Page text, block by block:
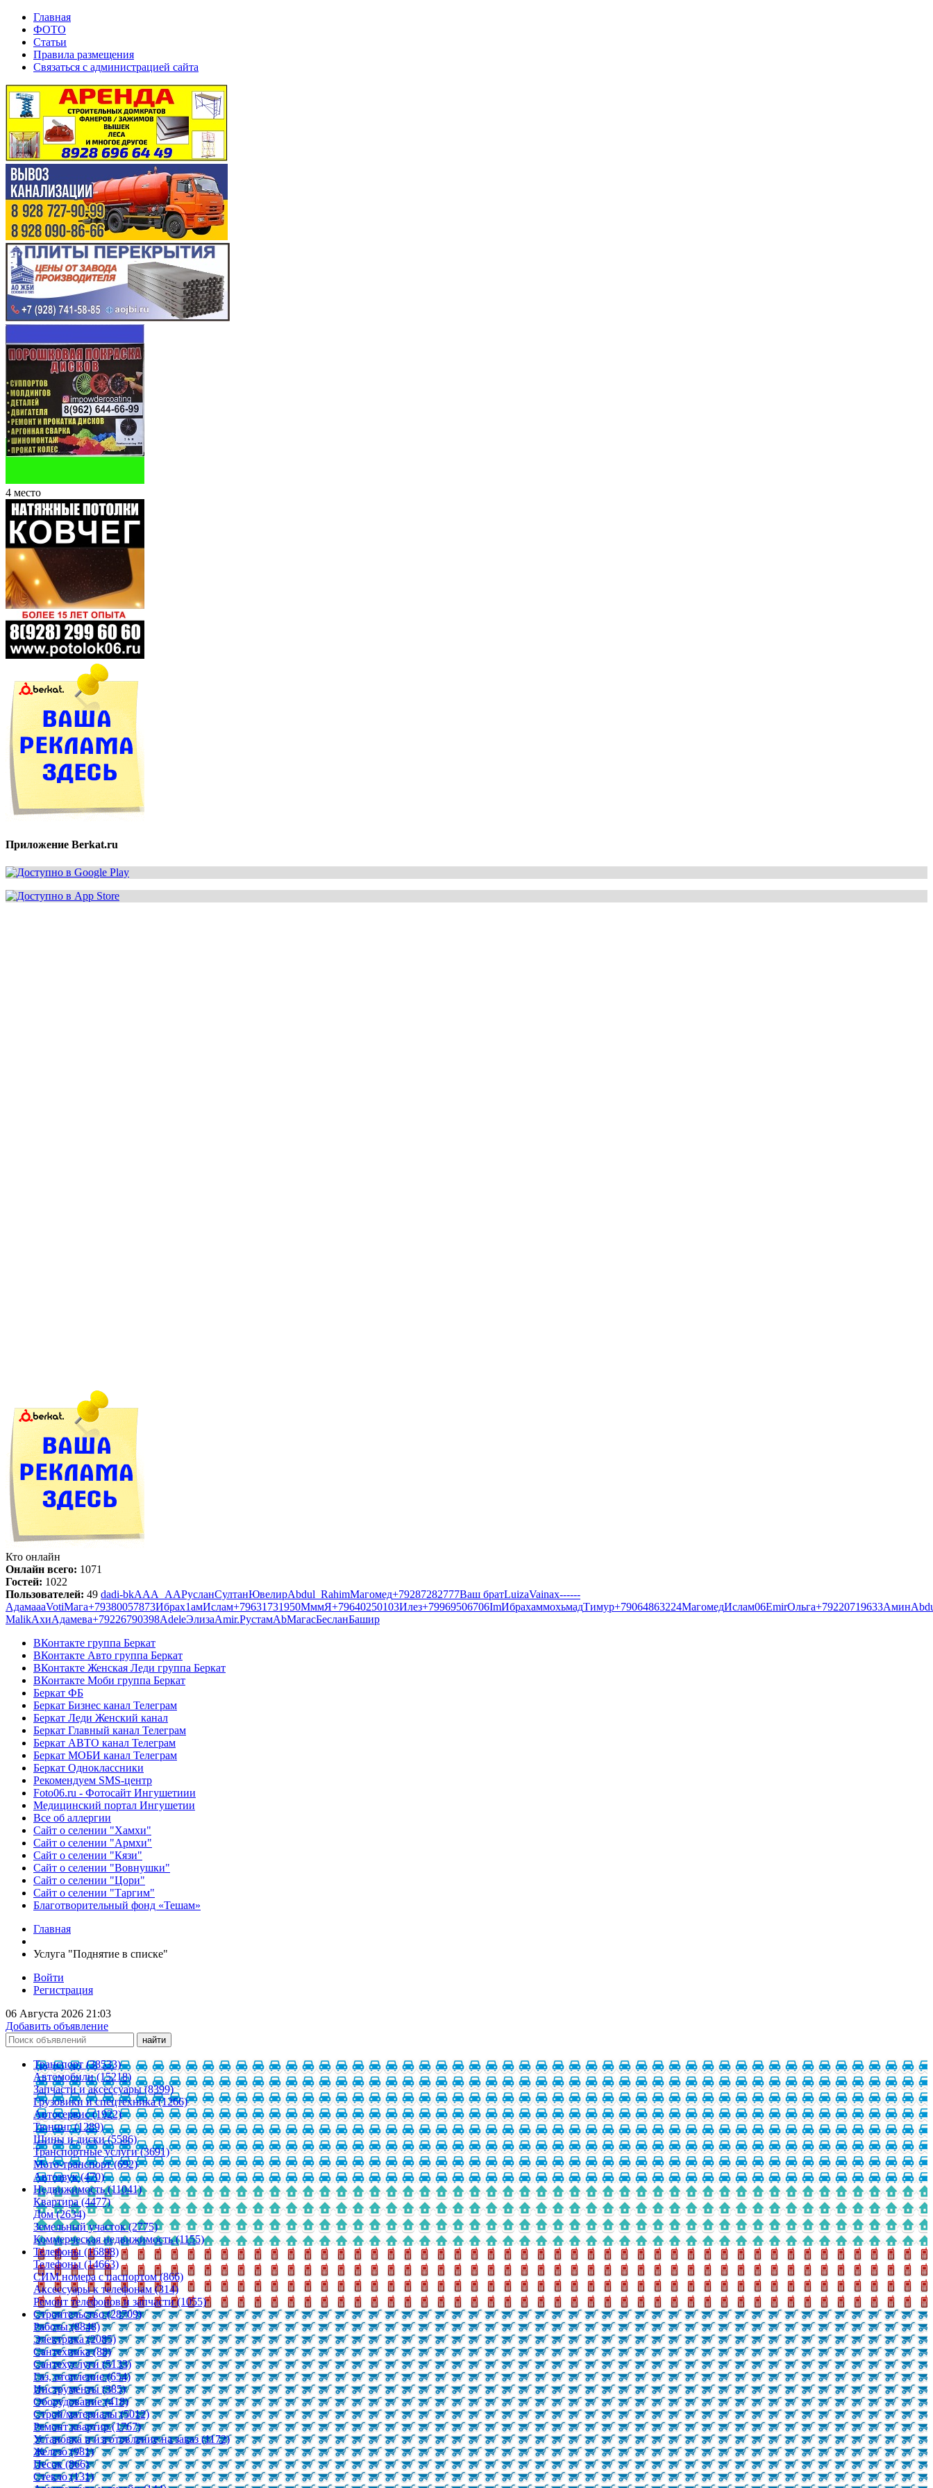
Главная
ФОТО
Статьи
Правила размещения
Связаться с администрацией сайта
4 место
Приложение Berkat.ru
Кто онлайн
Онлайн всего: 1071
Гостей: 1022
Пользователей: 49 dadi-bkААА_ААРусланСултанЮвелирAbdul_RahimМагомед+79287282777Ваш братLuizaVainax------
АдамaaaVotiМага+79380057873Ибрах1амИслам+79631731950МммЯ+79640250103Илез+79969506706ImИбрахаммохьмадТимур+79064863224МагомедИслам06EmirОльга+79220719633Амин
MalikАхиАдамева+79226790398AdeleЭлизаAmir.РустамAbМагасБесланБашир
ВКонтакте группа Беркат
ВКонтакте Авто группа Беркат
ВКонтакте Женская Леди группа Беркат
ВКонтакте Моби группа Беркат
Беркат ФБ
Беркат Бизнес канал Телеграм
Беркат Леди Женский канал
Беркат Главный канал Телеграм
Беркат АВТО канал Телеграм
Беркат МОБИ канал Телеграм
Беркат Одноклассники
Рекомендуем SMS-центр
Foto06.ru - Фотосайт Ингушетиии
Медицинский портал Ингушетии
Все об аллергии
Сайт о селении "Хамхи"
Сайт о селении "Армхи"
Сайт о селении "Кязи"
Сайт о селении "Вовнушки"
Сайт о селении "Цори"
Сайт о селении "Таргим"
Благотворительный фонд «Тешам»
Главная
Услуга "Поднятие в списке"
Войти
Регистрация
06 Августа 2026 21:03
Добавить объявление
Транспорт (38533)
Автомобили (15218)
Запчасти и аксессуары (8399)
Грузовики и спецтехника (1266)
Автосервис (1922)
Тюнинг (1289)
Шины и диски (5586)
Транспортные услуги (3691)
Мото-транспорт (692)
Автозвук (470)
Недвижимость (11041)
Квартира (4477)
Дом (2634)
Земельный участок (2775)
Коммерческая недвижимость (1155)
Телефоны (16898)
Телефоны (14663)
СИМ номера с паспортом (866)
Аксессуары к телефонам (314)
Ремонт телефонов и запчасти (1055)
Строительство (28709)
Работы (8848)
Электрика (2085)
Сантехника (88)
Сантехуслуги (5133)
Газ, отопление (654)
Инструменты (385)
Оборудование (418)
Строй/материалы (5012)
Ремонт квартир (1767)
Установка и изготовление на заказ (1172)
Железо (981)
Песок (866)
Стекло (131)